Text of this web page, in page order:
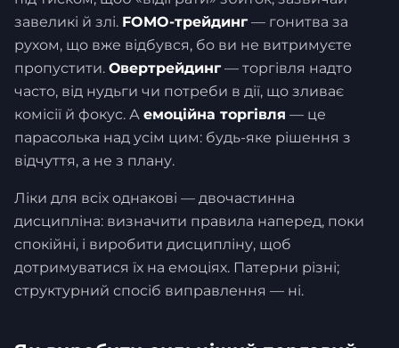
завеликі й злі. FOMO-трейдинг — гонитва за
рухом, що вже відбувся, бо ви не витримуєте
пропустити. Овертрейдинг — торгівля надто
часто, від нудьги чи потреби в дії, що зливає
комісії й фокус. А емоційна торгівля — це
парасолька над усім цим: будь-яке рішення з
відчуття, а не з плану.
Ліки для всіх однакові — двочастинна
дисципліна: визначити правила наперед, поки
спокійні, і виробити дисципліну, щоб
дотримуватися їх на емоціях. Патерни різні;
структурний спосіб виправлення — ні.